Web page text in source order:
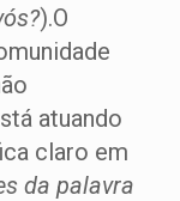
).O
atuando
claro em
da palavra